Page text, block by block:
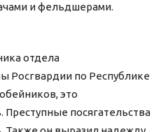
и фельдшерами.
отдела
Росгвардии по Республике
это
посягательства